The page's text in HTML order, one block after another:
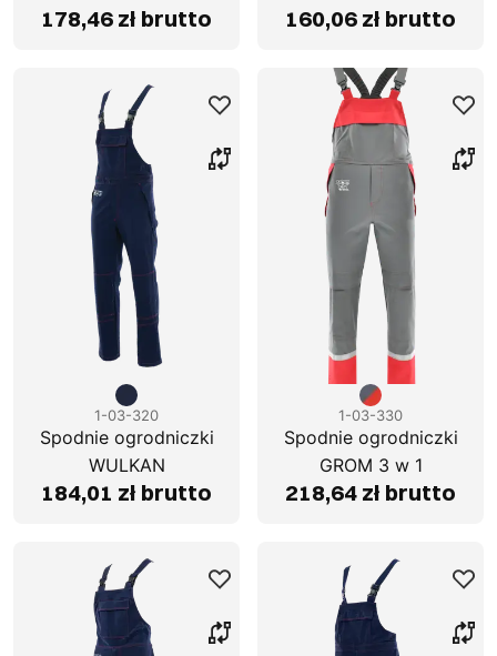
178,46 zł brutto 160,06 zł brutto
1-03-320
Spodnie ogrodniczki
WULKAN
184,01 zł brutto
1-03-330
Spodnie ogrodniczki
GROM 3 w 1
218,64 zł brutto